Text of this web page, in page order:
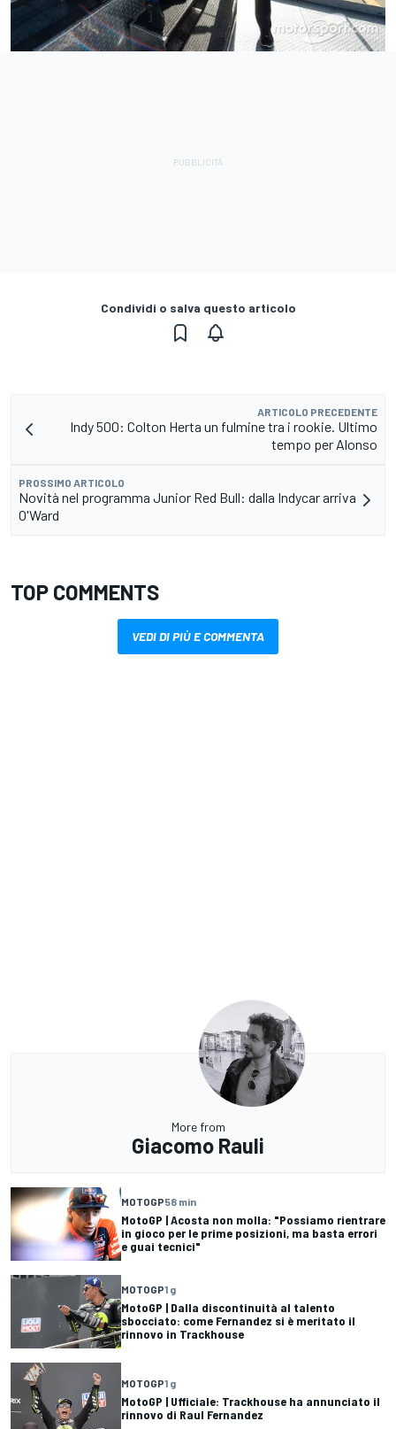
Condividi o salva questo articolo
ARTICOLO PRECEDENTE
Indy 500: Colton Herta un fulmine tra i rookie. Ultimo
tempo per Alonso
PROSSIMO ARTICOLO
Novità nel programma Junior Red Bull: dalla Indycar arriva
O'Ward
TOP COMMENTS
VEDI DI PIÙ E COMMENTA
More from
Giacomo Rauli
MOTOGP58 min
MotoGP | Acosta non molla: "Possiamo rientrare
in gioco per le prime posizioni, ma basta errori
e guai tecnici"
MOTOGP1 g
MotoGP | Dalla discontinuità al talento
sbocciato: come Fernandez si è meritato il
rinnovo in Trackhouse
MOTOGP1 g
MotoGP | Ufficiale: Trackhouse ha annunciato il
rinnovo di Raul Fernandez